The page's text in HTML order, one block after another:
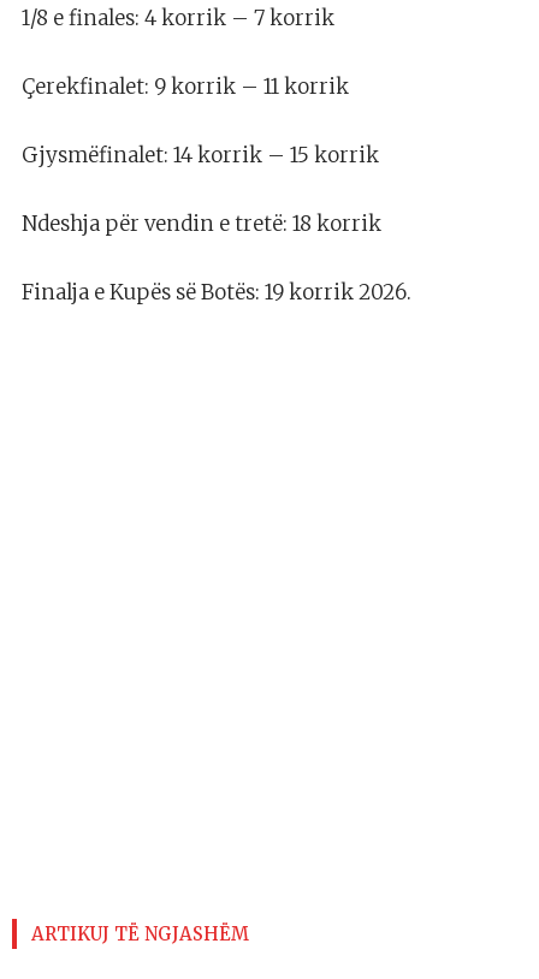
1/8 e finales: 4 korrik – 7 korrik
Çerekfinalet: 9 korrik – 11 korrik
Gjysmëfinalet: 14 korrik – 15 korrik
Ndeshja për vendin e tretë: 18 korrik
Finalja e Kupës së Botës: 19 korrik 2026.
ARTIKUJ TË NGJASHËM